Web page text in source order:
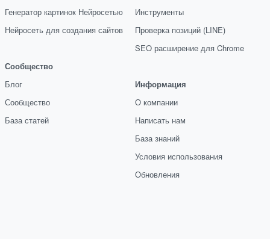
Генератор картинок Нейросетью
Нейросеть для создания сайтов
Сообщество
Блог
Сообщество
База статей
Инструменты
Проверка позиций (LINE)
SEO расширение для Chrome
Информация
О компании
Написать нам
База знаний
Условия использования
Обновления